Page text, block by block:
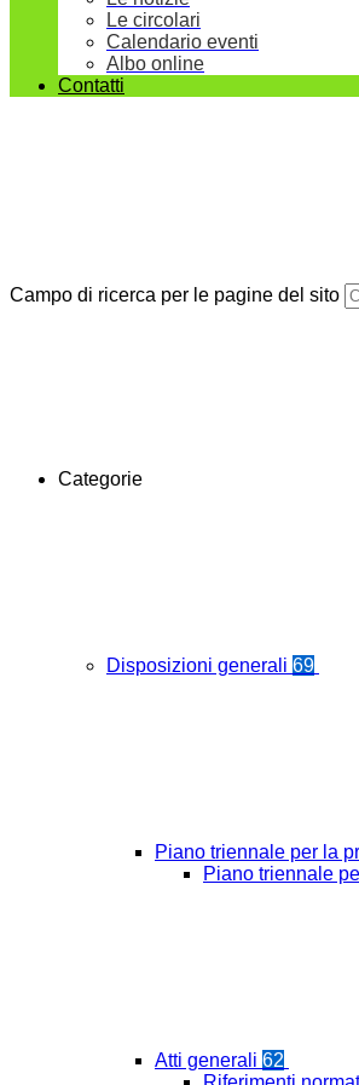
Le circolari
Calendario eventi
Albo online
Contatti
Campo di ricerca per le pagine del sito
Categorie
Disposizioni generali 69
Piano triennale per la
Piano triennale
Atti generali 62